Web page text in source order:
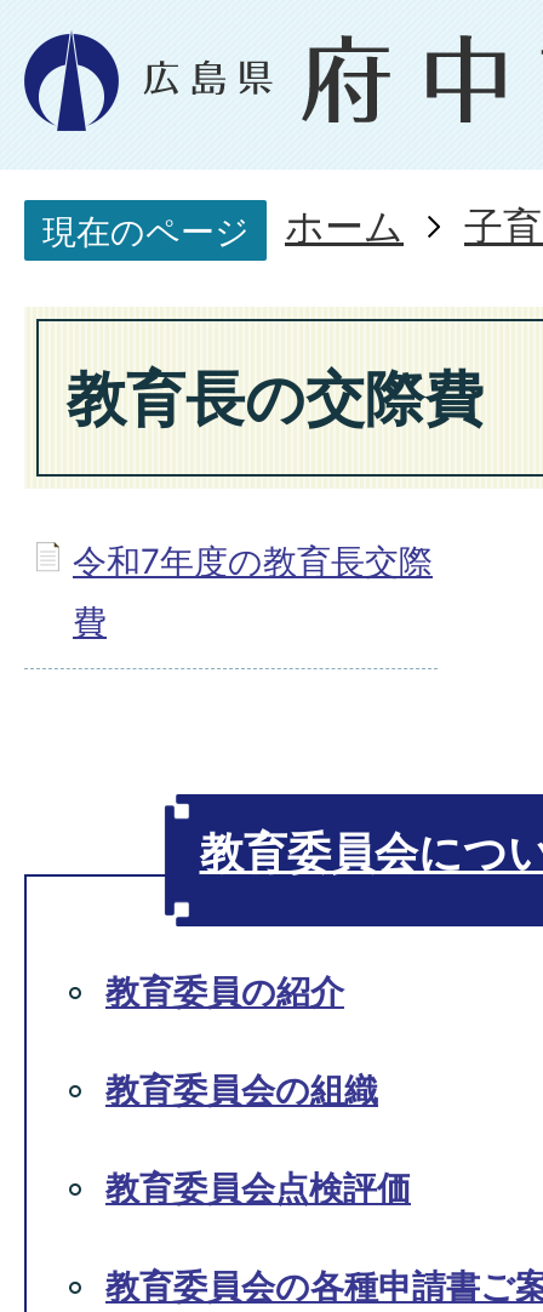
現在のページ ホーム 子
教育長の交際費
令和7年度の教育長交際
費
教育委員会につ
教育委員の紹介
教育委員会の組織
教育委員会点検評価
教育委員会の各種申請書ご